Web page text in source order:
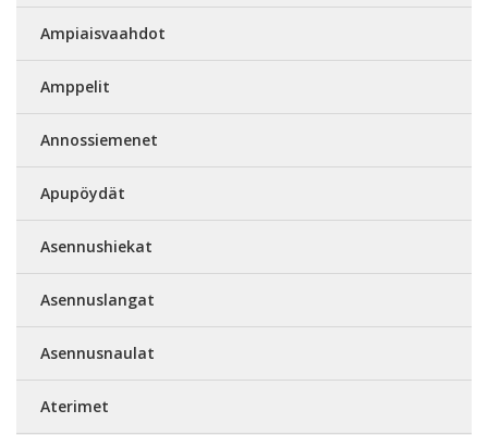
Ampiaisvaahdot
Amppelit
Annossiemenet
Apupöydät
Asennushiekat
Asennuslangat
Asennusnaulat
Aterimet